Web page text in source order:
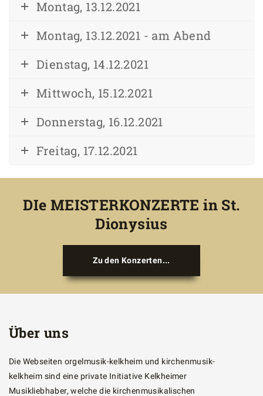
Montag, 13.12.2021
Montag, 13.12.2021 - am Abend
Dienstag, 14.12.2021
Mittwoch, 15.12.2021
Donnerstag, 16.12.2021
Freitag, 17.12.2021
DIe MEISTERKONZERTE in St.
Dionysius
Zu den Konzerten...
Über uns
Die Webseiten orgelmusik-kelkheim und kirchenmusik-
kelkheim sind eine private Initiative Kelkheimer
Musikliebhaber, welche die kirchenmusikalischen